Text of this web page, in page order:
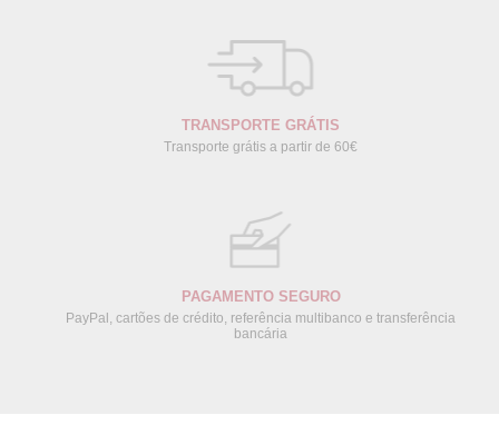
TRANSPORTE GRÁTIS
Transporte grátis a partir de 60€
PAGAMENTO SEGURO
PayPal, cartões de crédito, referência multibanco e transferência
bancária